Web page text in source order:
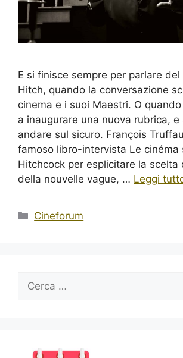
E si finisce sempre per parlare
Hitch, quando la conversazione
cinema e i suoi Maestri. O
a inaugurare una nuova rubrica, e
andare sul sicuro. François
famoso libro-intervista Le cinéma
Hitchcock per esplicitare la scelta
della nouvelle vague, … Leggi
Categorie
Cineforum
per: